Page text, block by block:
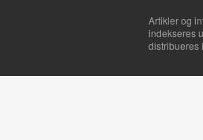
Artikler og
indekseres
distribueres